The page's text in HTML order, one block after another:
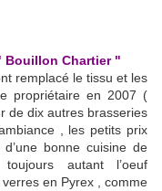
Bouillon Chartier "
remplacé le tissu et les
propriétaire en 2007 (
de dix autres brasseries
, les petits prix
bonne cuisine de
autant l’oeuf
en Pyrex , comme